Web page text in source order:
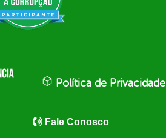
Política de Privacidade
Fale Conosco